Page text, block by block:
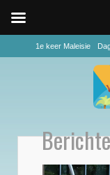
1e keer Maleisie